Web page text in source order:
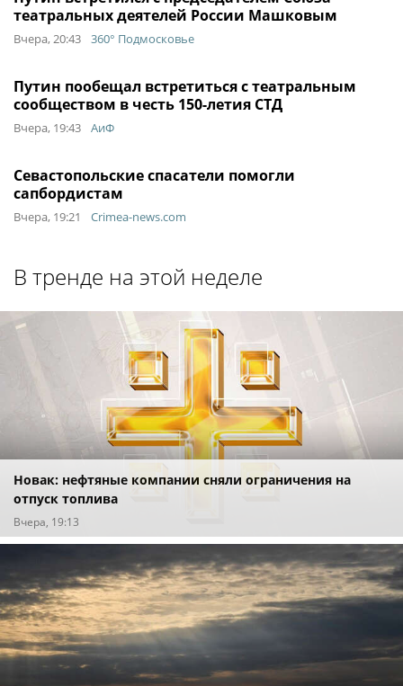
театральных деятелей России Машковым
Вчера, 20:43 360° Подмосковье
Путин пообещал встретиться с театральным
сообществом в честь 150-летия СТД
Вчера, 19:43 АиФ
Севастопольские спасатели помогли
сапбордистам
Вчера, 19:21 Crimea-news.com
В тренде на этой неделе
Новак: нефтяные компании сняли ограничения на
отпуск топлива
Вчера, 19:13